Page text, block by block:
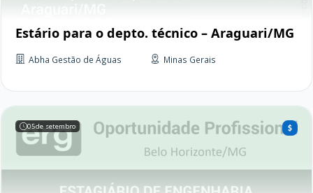
Estário para o depto. técnico – Araguari/MG
Abha Gestão de Águas Minas Gerais
05de setembro